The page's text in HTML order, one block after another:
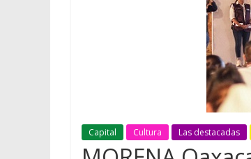
Capital Cultura Las destacadas